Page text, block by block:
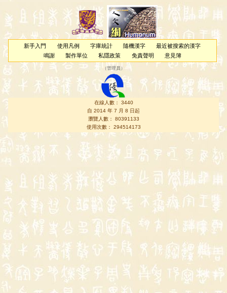
新手入門 使用凡例 字庫統計 隨機漢字
最近被搜索的漢字
鳴謝
製作單位 私隱政策 免責聲明 意見簿
（管理員 ）
在線人數： 3440
自 2014 年 7 月 8 日起
瀏覽人數： 80391133
使用次數： 294514173